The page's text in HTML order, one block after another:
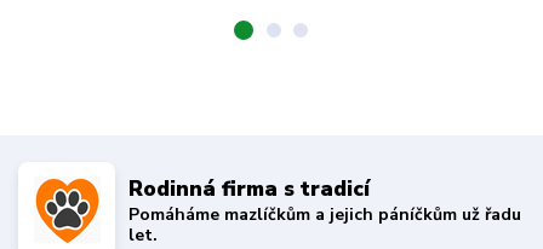
Rodinná firma s tradicí
Pomáháme mazlíčkům a jejich páníčkům už řadu
let.